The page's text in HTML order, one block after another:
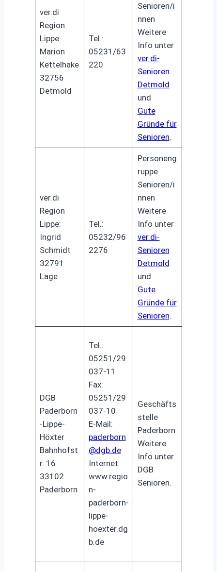
ver.di
Region
Lippe:
Marion
Kettelhake
32756
Detmold
Tel.:
05231/63
220
Senioren/i
nnen
Weitere
Info unter
ver.di-
Senioren
Detmold
und
Gute
Gründe für
Senioren.
ver.di
Region
Lippe:
Ingrid
Schmidt
32791
Lage
Tel.:
05232/96
2276
Personeng
ruppe
Senioren/i
nnen
Weitere
Info unter
ver.di-
Senioren
Detmold
und
Gute
Gründe für
Senioren.
DGB
Paderborn
-Lippe-
Höxter
Bahnhofst
r. 16
33102
Paderborn
Tel.:
05251/29
037-11
Fax:
05251/29
037-10
E-Mail:
paderborn
@dgb.de
Internet:
www.regio
n-
paderborn-
lippe-
hoexter.dg
b.de
Geschäfts
stelle
Paderborn
Weitere
Info unter
DGB
Senioren.